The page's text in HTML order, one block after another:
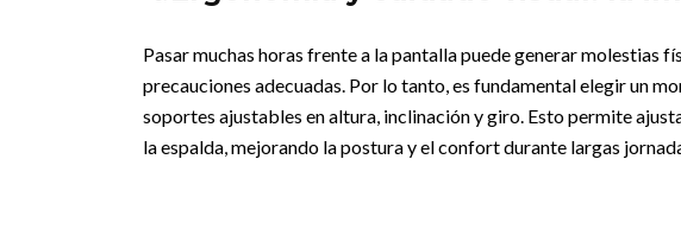
Pasar muchas horas frente a la pantalla puede generar molestias
precauciones adecuadas. Por lo tanto, es fundamental elegir un
soportes ajustables en altura, inclinación y giro. Esto permite
la espalda, mejorando la postura y el confort durante largas